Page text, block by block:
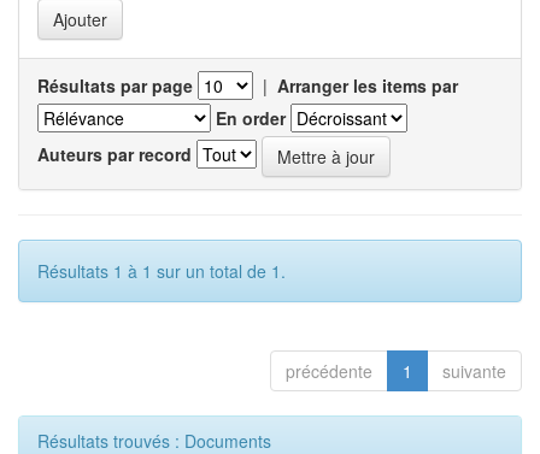
Résultats par page | Arranger les items par
En order
Auteurs par record
Résultats 1 à 1 sur un total de 1.
précédente 1 suivante
Résultats trouvés : Documents